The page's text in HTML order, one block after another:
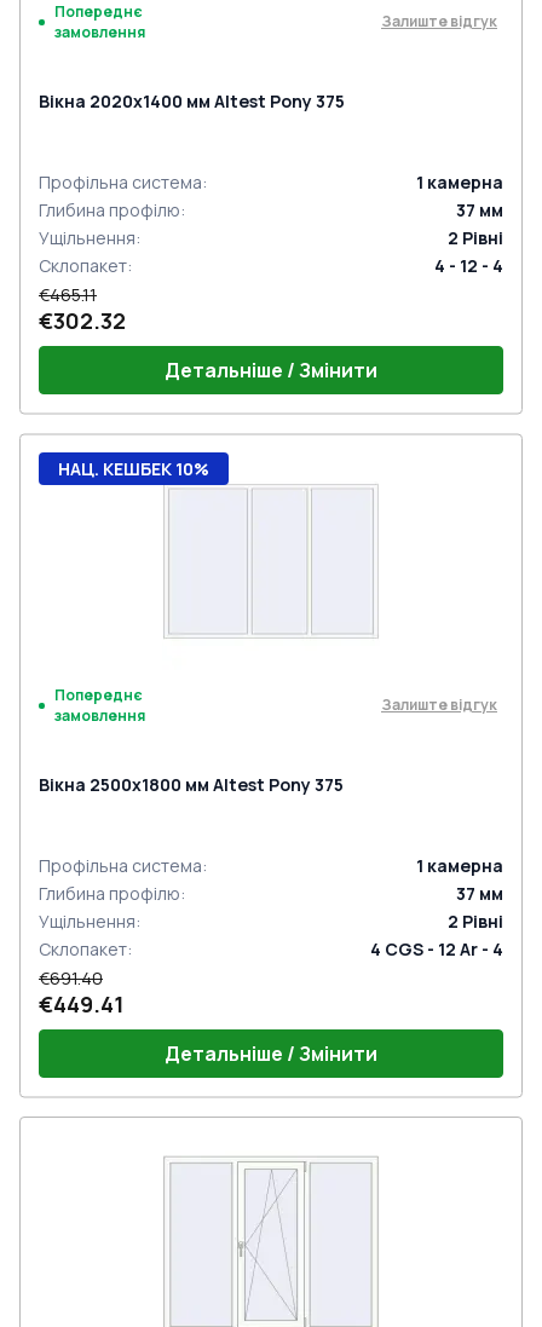
Попереднє
замовлення
Залиште відгук
Вікна 2020x1400 мм Altest Pony 375
Профільна система: 1 камерна
Глибина профілю: 37 мм
Ущільнення: 2 Рівні
Склопакет:
4 - 12 - 4
€465.11
€302.32
Детальніше / Змінити
НАЦ. КЕШБЕК 10%
Попереднє
замовлення
Залиште відгук
Вікна 2500x1800 мм Altest Pony 375
Профільна система: 1 камерна
Глибина профілю: 37 мм
Ущільнення: 2 Рівні
Склопакет:
4 CGS - 12 Ar - 4
€691.40
€449.41
Детальніше / Змінити